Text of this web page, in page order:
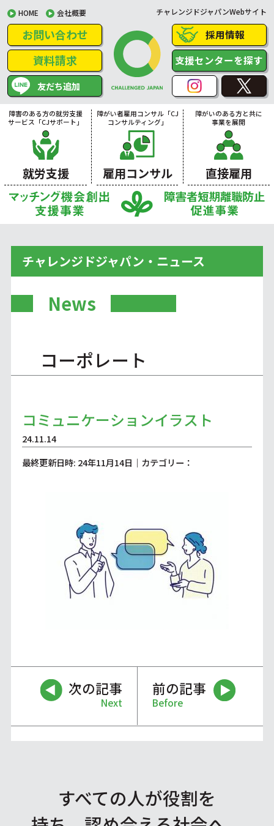
HOME 会社概要 チャレンジドジャパンWebサイト
お問い合わせ
資料請求
友だち追加
採用情報
支援センターを探す
障害のある方の就労支援
サービス「CJサポート」
就労支援
障がい者雇用コンサル「CJ
コンサルティング」
雇用コンサル
障がいのある方と共に
事業を展開
直接雇用
チャレンジドジャパン・ニュース
News
コーポレート
コミュニケーションイラスト
24.11.14
最終更新日時: 24年11月14日｜カテゴリー：
次の記事
Next
前の記事
Before
すべての人が役割を